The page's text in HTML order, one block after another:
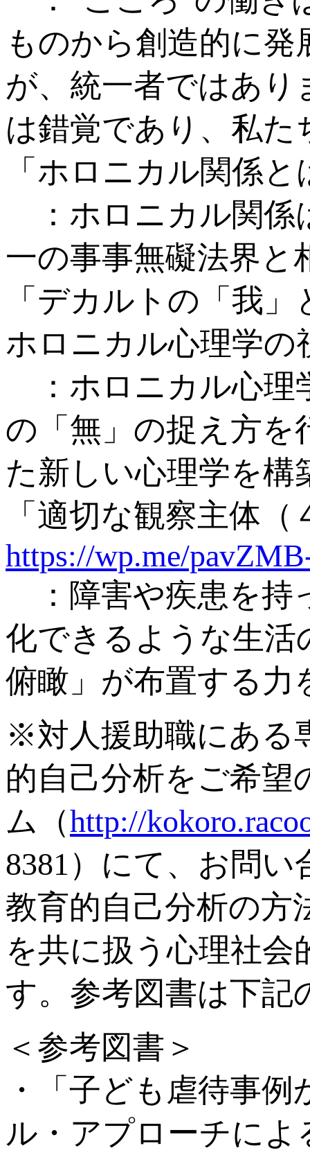
ものから創造的に
が、統一者ではあ
は錯覚であり、私
「ホロニカル関係と
：ホロニカル関係
一の事事無礙法界と
「デカルトの「我
ホロニカル心理学の
：ホロニカル心理
の「無」の捉え方を
た新しい心理学を
「適切な観察主体
https://wp.me/
：障害や疾患を持
化できるような生活
俯瞰」が布置する力
※対人援助職にある
的自己分析をご希望
ム（http://
8381）にて、お問
教育的自己分析の方
を共に扱う心理社
す。参考図書は下記
＜参考図書＞
・「子ども虐待事
ル・アプローチによ